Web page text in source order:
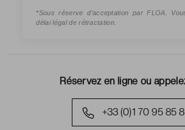
Réservez en ligne ou
+33 (0)1 70 95 85
*Sous réserve d’acceptation par FLOA.
délai légal de rétractation.